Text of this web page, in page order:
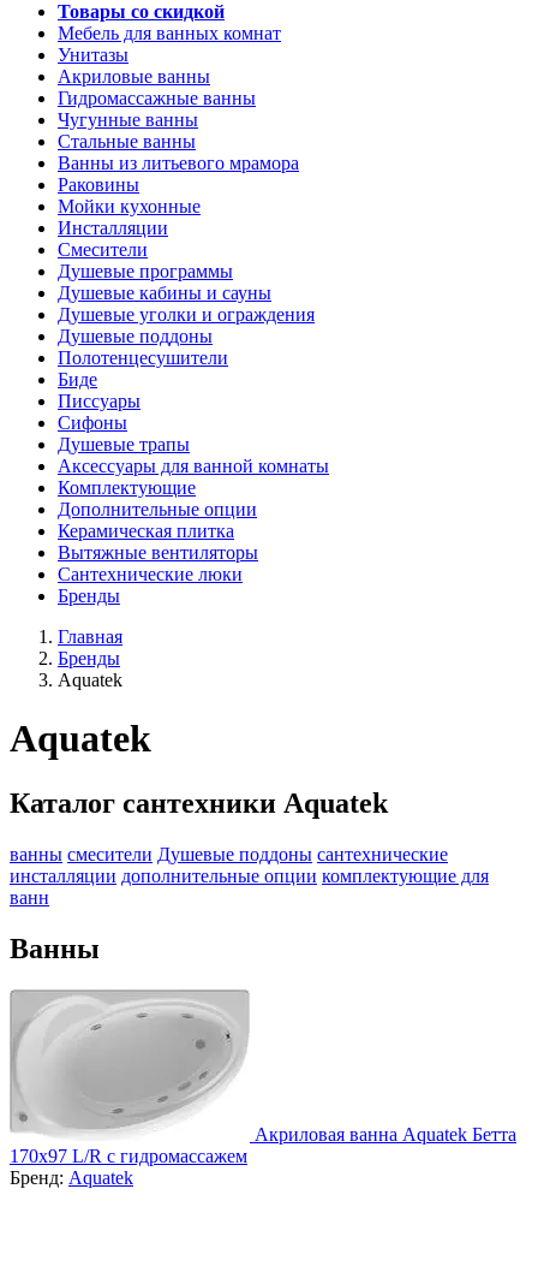
Товары со скидкой
Мебель для ванных комнат
Унитазы
Акриловые ванны
Гидромассажные ванны
Чугунные ванны
Стальные ванны
Ванны из литьевого мрамора
Раковины
Мойки кухонные
Инсталляции
Смесители
Душевые программы
Душевые кабины и сауны
Душевые уголки и ограждения
Душевые поддоны
Полотенцесушители
Биде
Писсуары
Сифоны
Душевые трапы
Аксессуары для ванной комнаты
Комплектующие
Дополнительные опции
Керамическая плитка
Вытяжные вентиляторы
Сантехнические люки
Бренды
Главная
Бренды
Aquatek
Aquatek
Каталог сантехники Aquatek
ванны смесители Душевые поддоны сантехнические
инсталляции дополнительные опции комплектующие для
ванн
Ванны
Акриловая ванна Aquatek Бетта
170х97 L/R с гидромассажем
Бренд: Aquatek